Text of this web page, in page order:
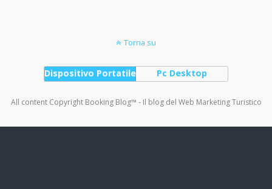
Torna su
Dispositivo Portatile Pc Desktop
All content Copyright Booking Blog™ - Il blog del Web Marketing Turistico